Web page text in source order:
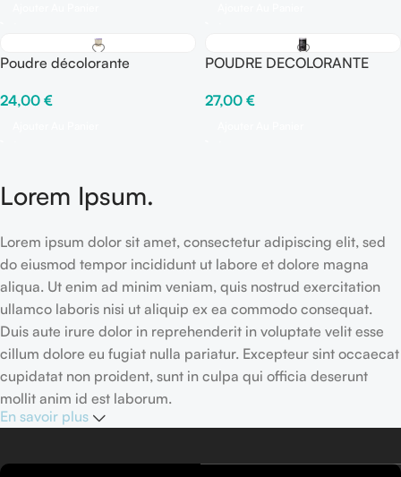
Poudre décolorante
24,00 €
POUDRE DECOLORANTE
27,00 €
Lorem Ipsum.
Lorem ipsum dolor sit amet, consectetur adipiscing elit, sed
do eiusmod tempor incididunt ut labore et dolore magna
aliqua. Ut enim ad minim veniam, quis nostrud exercitation
ullamco laboris nisi ut aliquip ex ea commodo consequat.
Duis aute irure dolor in reprehenderit in voluptate velit esse
cillum dolore eu fugiat nulla pariatur. Excepteur sint occaecat
cupidatat non proident, sunt in culpa qui officia deserunt
mollit anim id est laborum.
En savoir plus